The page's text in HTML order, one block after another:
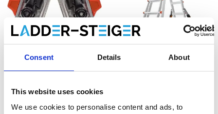
Consent Details About
This website uses cookies
We use cookies to personalise content and ads, to
Little Giant ladder trestle
€49,00 Excl. Btw
Little Giant
€666,00 Excl. Btw